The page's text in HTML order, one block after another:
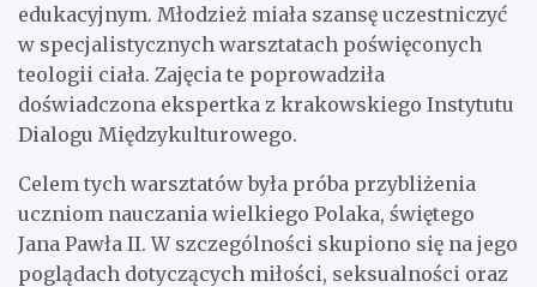
edukacyjnym. Młodzież miała szansę uczestniczyć
w specjalistycznych warsztatach poświęconych
teologii ciała. Zajęcia te poprowadziła
doświadczona ekspertka z krakowskiego Instytutu
Dialogu Międzykulturowego.
Celem tych warsztatów była próba przybliżenia
uczniom nauczania wielkiego Polaka, świętego
Jana Pawła II. W szczególności skupiono się na jego
poglądach dotyczących miłości, seksualności oraz